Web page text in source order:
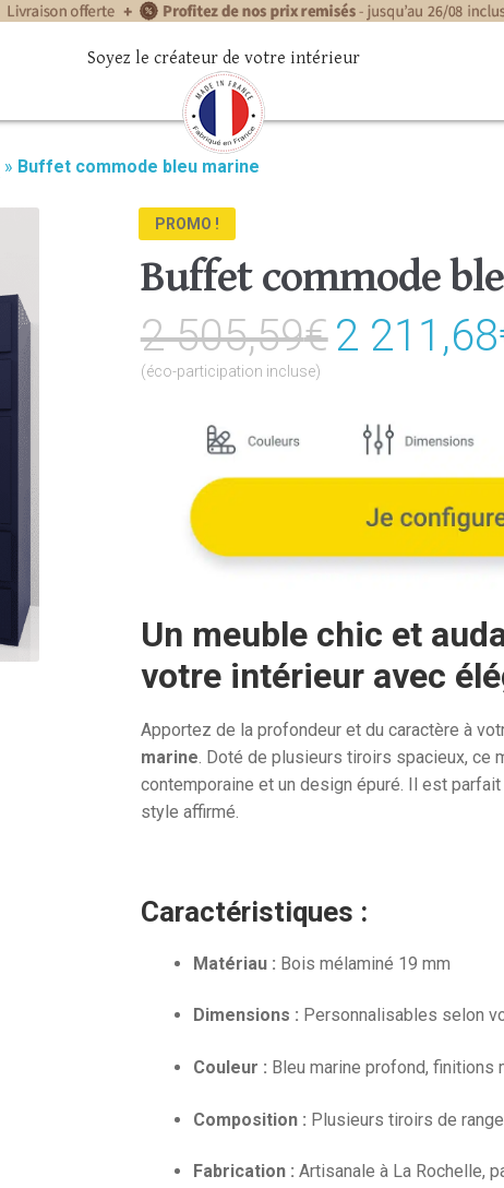
Soyez le créateur de votre intérieur
» Buffet commode bleu marine
PROMO !
Buffet commode
2 505,59€Le
initial
était :
505,59€.
2 211,68
(éco-participation incluse)
Un meuble chic et
votre intérieur avec
Apportez de la profondeur et du caractère à
marine . Doté de plusieurs tiroirs spacieux, ce
contemporaine et un design épuré. Il est
style affirmé.
Caractéristiques :
Matériau : Bois mélaminé 19 mm
Dimensions : Personnalisables selon
Couleur : Bleu marine profond, finitions
Composition : Plusieurs tiroirs de
Fabrication : Artisanale à La Rochelle,